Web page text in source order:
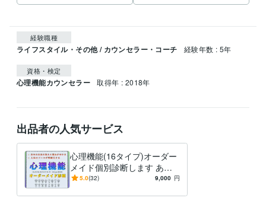
経験職種
ライフスタイル・その他 / カウンセラー・コーチ 経験年数 : 5年
資格・検定
心理機能カウンセラー 取得年 : 2018年
出品者の人気サービス
心理機能(16タイプ)オーダー
メイド個別診断します あな
たの性質、特性を才能、強み
5.0(32) 9,000 円